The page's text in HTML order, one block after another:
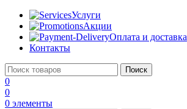
Услуги
Акции
Оплата и доставка
Контакты
Поиск
0
0
0 элементы